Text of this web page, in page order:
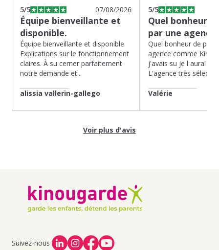
5/5 07/08/2026
Équipe bienveillante et
disponible.
Équipe bienveillante et disponible.
Explications sur le fonctionnement
claires. À su cerner parfaitement
notre demande et...
alissia vallerin-gallego
5/5
Quel bonheur
par une
Quel bonheur de
agence comme
j'avais su je l aurai
L'agence très
Valérie
Voir plus d'avis
Suivez-nous